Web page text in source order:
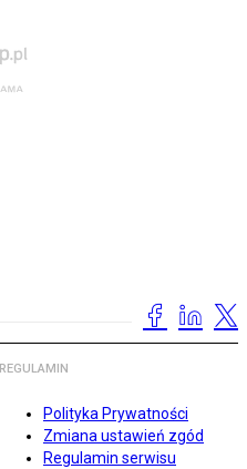
REGULAMIN
Polityka Prywatności
Zmiana ustawień zgód
Regulamin serwisu